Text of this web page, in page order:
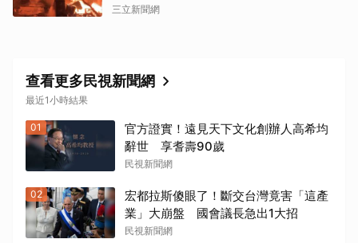
三立新聞網
查看更多民視新聞網
最近1小時結果
01
官方證實！遠見天下文化創辦人高希均
辭世 享耆壽90歲
民視新聞網
02
宏都拉斯傻眼了！斷交台灣竟害「這產
業」大崩盤 國會議長急出1大招
民視新聞網